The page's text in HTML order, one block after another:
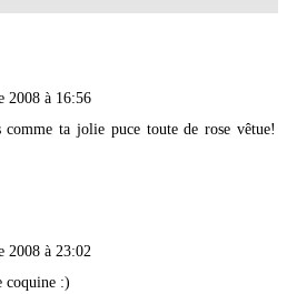
2008 à 16:56
ta jolie puce toute de rose vêtue!
2008 à 23:02
coquine :)